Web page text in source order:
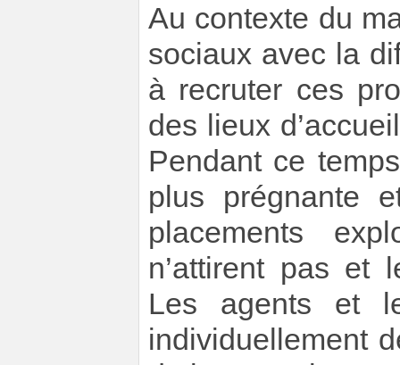
Au contexte du
sociaux avec la
à recruter ces
des lieux
Pendant ce
plus prégnante
placements
n’attirent pas et
Les agents et
individuellement